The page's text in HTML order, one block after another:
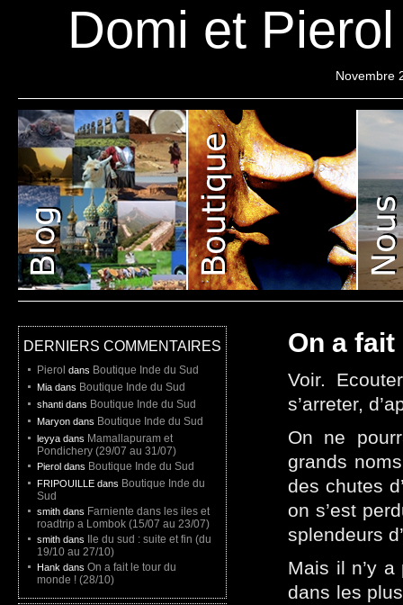
Domi et
Novembre
Projet
On a
Voir.
s’arreter,
On ne
grands
des chutes
on s’est
splendeurs
Mais il n’y
dans les
DERNIERS COMMENTAIRES
Pierol dans Boutique Inde du Sud
Mia dans Boutique Inde du Sud
shanti dans Boutique Inde du Sud
Maryon dans Boutique Inde du Sud
leyya dans Mamallapuram et
Pondichery (29/07 au 31/07)
Pierol dans Boutique Inde du Sud
FRIPOUILLE dans Boutique Inde du
Sud
smith dans Farniente dans les iles et
roadtrip a Lombok (15/07 au 23/07)
smith dans
Ile du sud : suite et fin (du
19/10 au 27/10)
Hank dans On a fait le tour du
monde ! (28/10)